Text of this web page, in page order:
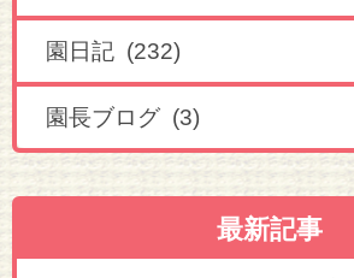
園日記 (232)
園長ブログ (3)
最新記事